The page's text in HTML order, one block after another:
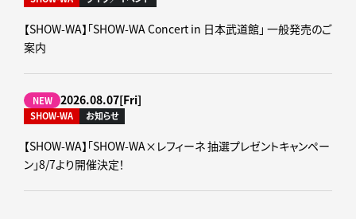
【SHOW-WA】「SHOW-WA Concert in 日本武道館」 一般発売のご
案内
NEW 2026.08.07[Fri]
SHOW-WA お知らせ
【SHOW-WA】「SHOW-WA×レフィーネ 抽選プレゼントキャンペー
ン」8/7より開催決定！